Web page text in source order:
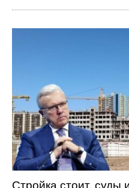
Стройка стоит, суды